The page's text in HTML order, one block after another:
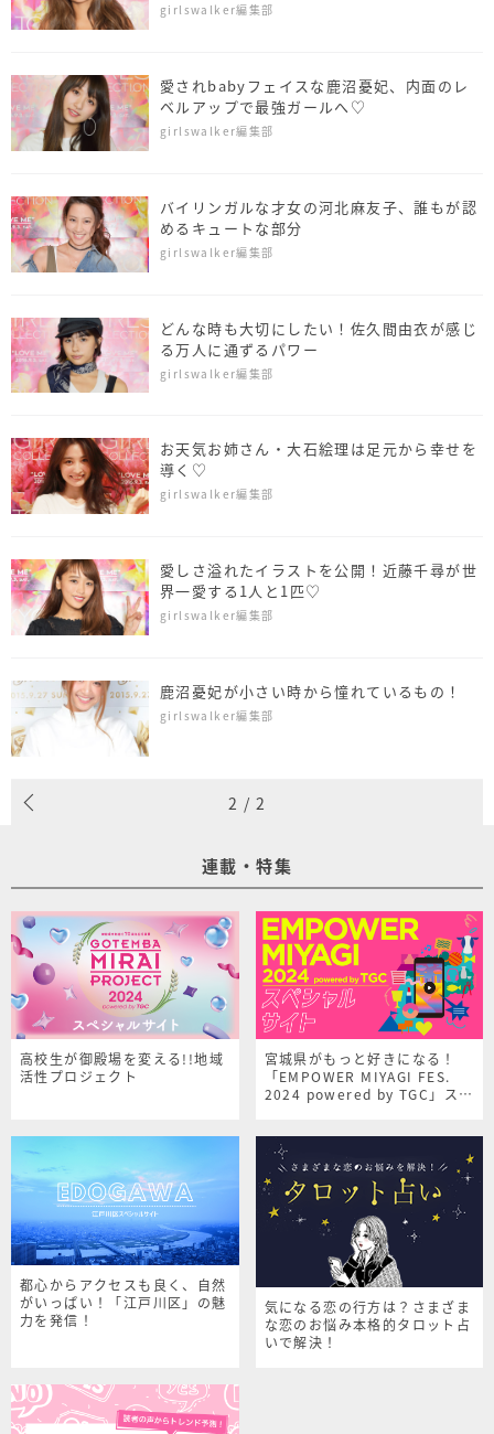
girlswalker編集部
愛されbabyフェイスな鹿沼憂妃、内面のレ
ベルアップで最強ガールへ♡
girlswalker編集部
バイリンガルな才女の河北麻友子、誰もが認
めるキュートな部分
girlswalker編集部
どんな時も大切にしたい！佐久間由衣が感じ
る万人に通ずるパワー
girlswalker編集部
お天気お姉さん・大石絵理は足元から幸せを
導く♡
girlswalker編集部
愛しさ溢れたイラストを公開！近藤千尋が世
界一愛する1人と1匹♡
girlswalker編集部
鹿沼憂妃が小さい時から憧れているもの！
girlswalker編集部
2 / 2
連載・特集
高校生が御殿場を変える!!地域
活性プロジェクト
宮城県がもっと好きになる！
「EMPOWER MIYAGI FES.
2024 powered by TGC」スペ
都心からアクセスも良く、自然
がいっぱい！「江戸川区」の魅
力を発信！
気になる恋の行方は？さまざま
な恋のお悩み本格的タロット占
いで解決！